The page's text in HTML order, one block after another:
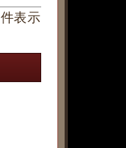
件表示